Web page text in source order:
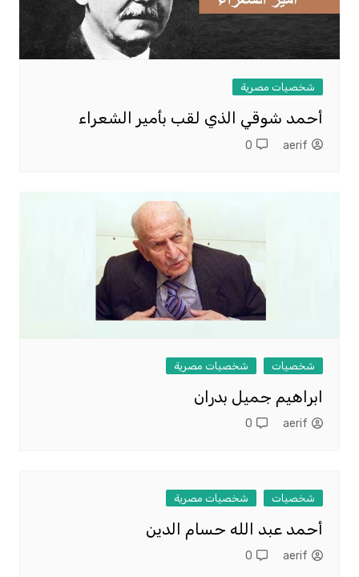
شخصيات مصرية
أحمد شوقي الذي لقب بأمير الشعراء
aerif
0
شخصيات شخصيات مصرية
ابراهيم جميل بدران
aerif
0
شخصيات شخصيات مصرية
أحمد عبد الله حسام الدين
aerif
0